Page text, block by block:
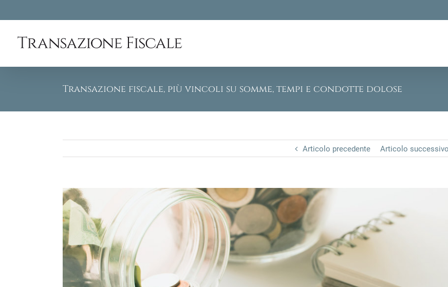
to
Transazione fiscale, più vincoli su somme, tempi e condotte dolose
Articolo precedente Articolo successivo
View
Larger
Image